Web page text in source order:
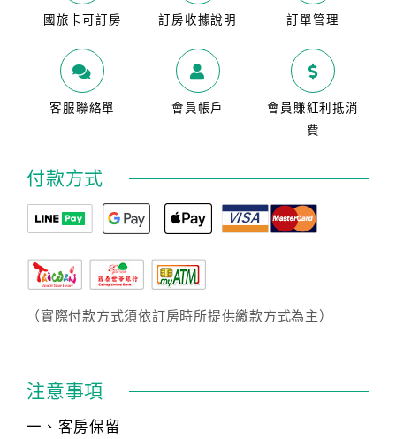
國旅卡可訂房 訂房收據說明 訂單管理
客服聯絡單 會員帳戶
會員賺紅利抵消
費
付款方式
（實際付款方式須依訂房時所提供繳款方式為主）
注意事項
一、客房保留